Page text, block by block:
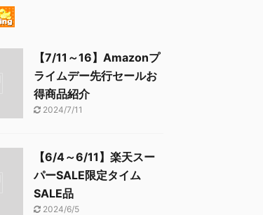
【7/11～16】Amazonプ
ライムデー先行セールお
得商品紹介
2024/7/11
【6/4～6/11】楽天スー
パーSALE限定タイム
SALE品
2024/6/5